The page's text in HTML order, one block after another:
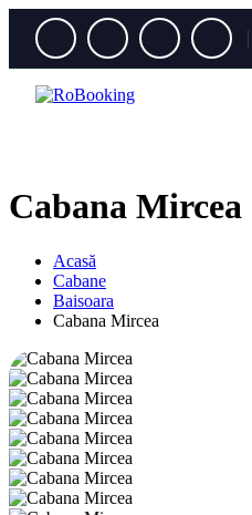
Cabana Mircea
Acasă
Cabane
Baisoara
Cabana Mircea